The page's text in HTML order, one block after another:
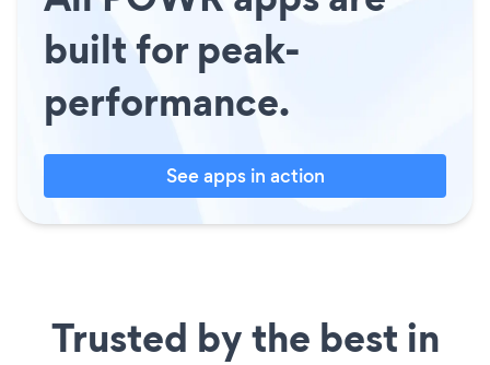
built for peak-
performance.
See apps in action
Trusted by the best in